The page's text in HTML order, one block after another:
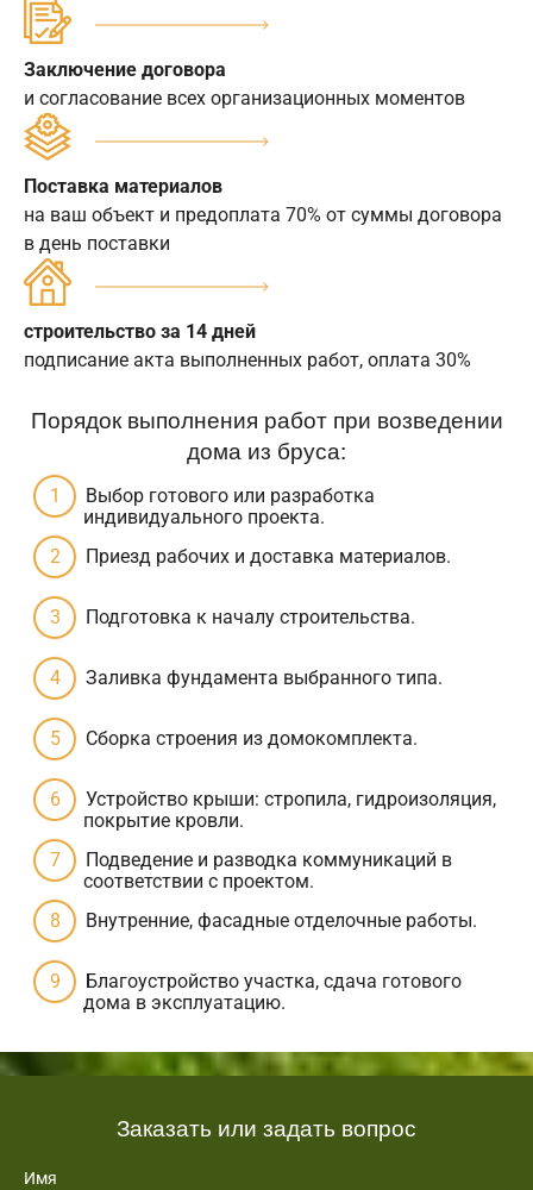
Заключение договора
и согласование всех организационных моментов
Поставка материалов
на ваш объект и предоплата 70% от суммы договора
в день поставки
строительство за 14 дней
подписание акта выполненных работ, оплата 30%
Порядок выполнения работ при возведении
дома из бруса:
Выбор готового или разработка
индивидуального проекта.
Приезд рабочих и доставка материалов.
Подготовка к началу строительства.
Заливка фундамента выбранного типа.
Сборка строения из домокомплекта.
Устройство крыши: стропила, гидроизоляция,
покрытие кровли.
Подведение и разводка коммуникаций в
соответствии с проектом.
Внутренние, фасадные отделочные работы.
Благоустройство участка, сдача готового
дома в эксплуатацию.
Заказать или задать вопрос
Имя